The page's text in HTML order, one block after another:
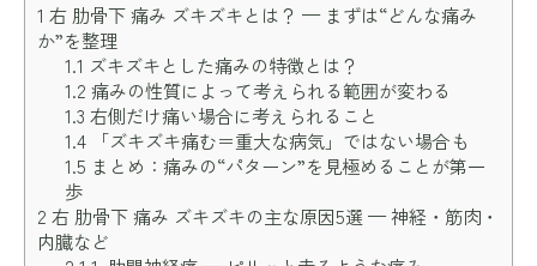
1 右 肋骨下 痛み ズキズキとは？ — まずは“どんな痛み
か”を整理
1.1 ズキズキとした痛みの特徴とは？
1.2 痛みの性質によって考えられる範囲が変わる
1.3 右側だけ痛い場合に考えられること
1.4「ズキズキ痛む＝重大な病気」ではない場合も
1.5 まとめ：痛みの“パターン”を見極めることが第一
歩
2 右 肋骨下 痛み ズキズキの主な原因5選 — 神経・筋肉・
内臓など